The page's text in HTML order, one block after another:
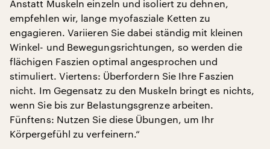
Anstatt Muskeln einzeln und isoliert zu dehnen,
empfehlen wir, lange myofasziale Ketten zu
engagieren. Variieren Sie dabei ständig mit kleinen
Winkel- und Bewegungsrichtungen, so werden die
flächigen Faszien optimal angesprochen und
stimuliert. Viertens: Überfordern Sie Ihre Faszien
nicht. Im Gegensatz zu den Muskeln bringt es nichts,
wenn Sie bis zur Belastungsgrenze arbeiten.
Fünftens: Nutzen Sie diese Übungen, um Ihr
Körpergefühl zu verfeinern.“